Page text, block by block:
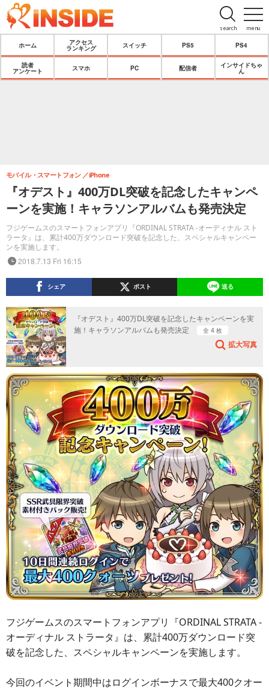
menu
search
ホーム
アクセス
ランキング
スイッチ PS5 PS4
読者
アンケート
スマホ PC 配信者
インサイドちゃ
ん
『オデスト』400万DL突破を記念したキャンペ
ーンを実施！キャラソンアルバムも発売決定
フジゲームスのスマートフォンアプリ『ORDINAL STRATA -オーディナル スト
ラータ』は、累計400万ダウンロード突破を記念した、スペシャルキャンペー
ンを実施します。
モバイル・スマートフォン iPhone
2018.7.13 Fri 16:15
シェア ポスト 送る
『オデスト』400万DL突破を記念したキャンペーンを実
施！キャラソンアルバムも発売決定
全 4 枚
拡大写真
フジゲームスのスマートフォンアプリ『ORDINAL STRATA -
オーディナル ストラータ』は、累計400万ダウンロード突
破を記念した、スペシャルキャンペーンを実施します。
今回のイベント期間中はログインボーナスで最大400クオー